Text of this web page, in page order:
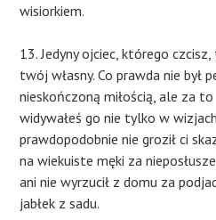
wisiorkiem.
13. Jedyny ojciec, którego
twój własny. Co prawda nie był
nieskończoną miłością, ale za to
widywałeś go nie tylko w
prawdopodobnie nie groził ci
na wiekuiste męki za
ani nie wyrzucił z domu za
jabłek z sadu.